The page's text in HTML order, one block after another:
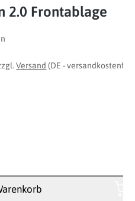
2.0 Frontablage
von 0 von 5 Sternen
Versand (DE - versandkostenfrei